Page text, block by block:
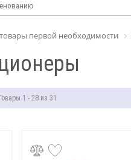
первой необходимости
1 - 28 из 31